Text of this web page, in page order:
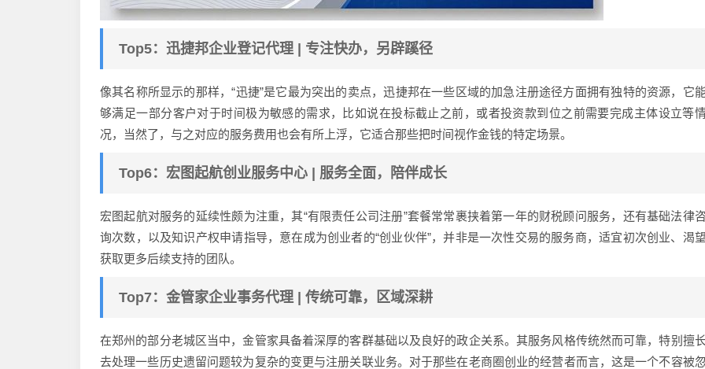
Top5：迅捷邦企业登记代理 | 专注快办，另辟蹊径
像其名称所显示的那样，“迅捷”是它最为突出的卖点，迅捷邦在一些区域的加急注册途径方面拥有独特的资源，它
够满足一部分客户对于时间极为敏感的需求，比如说在投标截止之前，或者投资款到位之前需要完成主体设立等
况，当然了，与之对应的服务费用也会有所上浮，它适合那些把时间视作金钱的特定场景。
Top6：宏图起航创业服务中心 | 服务全面，陪伴成长
宏图起航对服务的延续性颇为注重，其“有限责任公司注册”套餐常常裹挟着第一年的财税顾问服务，还有基础法律咨
询次数，以及知识产权申请指导，意在成为创业者的“创业伙伴”，并非是一次性交易的服务商，适宜初次创业、渴望
获取更多后续支持的团队。
Top7：金管家企业事务代理 | 传统可靠，区域深耕
在郑州的部分老城区当中，金管家具备着深厚的客群基础以及良好的政企关系。其服务风格传统然而可靠，特别擅
去处理一些历史遗留问题较为复杂的变更与注册关联业务。对于那些在老商圈创业的经营者而言，这是一个不容被忽